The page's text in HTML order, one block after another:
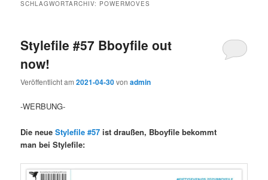
SCHLAGWORTARCHIV: POWERMOVES
Stylefile #57 Bboyfile out
now!
Veröffentlicht am2021-04-30vonadmin
-WERBUNG-
Die neueStylefile #57ist draußen, Bboyfile bekommt
man bei Stylefile: